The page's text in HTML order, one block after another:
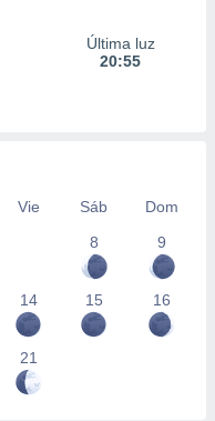
Última luz
20:55
Vie Sáb
Dom
8
9
14 15 16
21